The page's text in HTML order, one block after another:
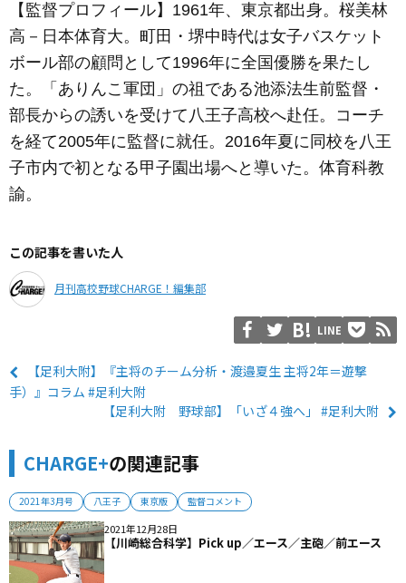
【監督プロフィール】1961年、東京都出身。桜美林
高－日本体育大。町田・堺中時代は女子バスケット
ボール部の顧問として1996年に全国優勝を果たし
た。「ありんこ軍団」の祖である池添法生前監督・
部長からの誘いを受けて八王子高校へ赴任。コーチ
を経て2005年に監督に就任。2016年夏に同校を八王
子市内で初となる甲子園出場へと導いた。体育科教
諭。
この記事を書いた人
月刊高校野球CHARGE！編集部
LINE
【足利大附】『主将のチーム分析・渡邉夏生 主将2年＝遊撃
手）』コラム #足利大附
【足利大附 野球部】「いざ４強へ」 #足利大附
CHARGE+の関連記事
2021年3月号 八王子 東京版 監督コメント
2021年12月28日
【川崎総合科学】Pick up／エース／主砲／前エース